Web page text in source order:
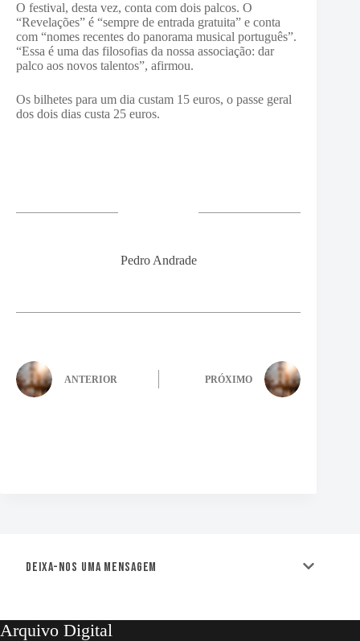
O festival, desta vez, conta com dois palcos. O
“Revelações” é “sempre de entrada gratuita” e conta
com “nomes recentes do panorama musical português”.
“Essa é uma das filosofias da nossa associação: dar
palco aos novos talentos”, afirmou.
Os bilhetes para um dia custam 15 euros, o passe geral
dos dois dias custa 25 euros.
Pedro Andrade
ANTERIOR PRÓXIMO
Deixa-nos uma mensagem
Arquivo Digital